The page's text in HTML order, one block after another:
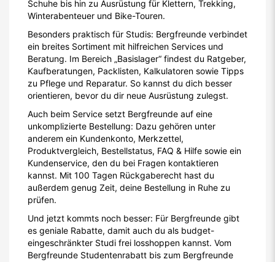
Schuhe bis hin zu Ausrüstung für Klettern, Trekking,
Winterabenteuer und Bike-Touren.
Besonders praktisch für Studis: Bergfreunde verbindet
ein breites Sortiment mit hilfreichen Services und
Beratung. Im Bereich „Basislager“ findest du Ratgeber,
Kaufberatungen, Packlisten, Kalkulatoren sowie Tipps
zu Pflege und Reparatur. So kannst du dich besser
orientieren, bevor du dir neue Ausrüstung zulegst.
Auch beim Service setzt Bergfreunde auf eine
unkomplizierte Bestellung: Dazu gehören unter
anderem ein Kundenkonto, Merkzettel,
Produktvergleich, Bestellstatus, FAQ & Hilfe sowie ein
Kundenservice, den du bei Fragen kontaktieren
kannst. Mit 100 Tagen Rückgaberecht hast du
außerdem genug Zeit, deine Bestellung in Ruhe zu
prüfen.
Und jetzt kommts noch besser: Für Bergfreunde gibt
es geniale Rabatte, damit auch du als budget-
eingeschränkter Studi frei losshoppen kannst. Vom
Bergfreunde Studentenrabatt bis zum Bergfreunde